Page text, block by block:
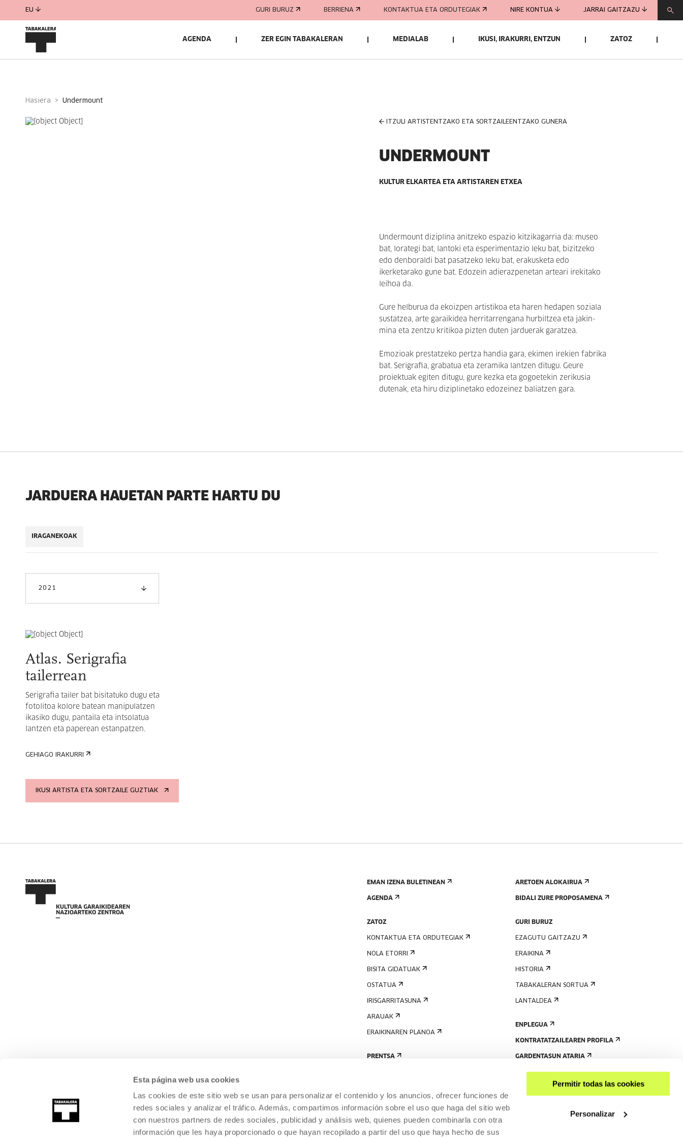
Esta página web usa cookies
Las cookies de este sitio web se usan para personalizar el contenido y los anuncios, ofrecer funciones de
redes sociales y analizar el tráfico. Además, compartimos información sobre el uso que haga del sitio web
con nuestros partners de redes sociales, publicidad y análisis web, quienes pueden combinarla con otra
información que les haya proporcionado o que hayan recopilado a partir del uso que haya hecho de sus
Permitir todas las cookies
Personalizar
EU GURI BURUZ BERRIENA KONTAKTUA ETA ORDUTEGIAK NIRE KONTUA JARRAI GAITZAZU
AGENDA ZER EGIN TABAKALERAN MEDIALAB IKUSI, IRAKURRI, ENTZUN ZATOZ
Hasiera undermount
ITZULI ARTISTENTZAKO ETA SORTZAILEENTZAKO GUNERA
UNDERMOUNT
KULTUR ELKARTEA ETA ARTISTAREN ETXEA
Undermount diziplina anitzeko espazio kitzikagarria da: museo
bat, lorategi bat, lantoki eta esperimentazio leku bat, bizitzeko
edo denboraldi bat pasatzeko leku bat, erakusketa edo
ikerketarako gune bat. Edozein adierazpenetan arteari irekitako
leihoa da.
Gure helburua da ekoizpen artistikoa eta haren hedapen soziala
sustatzea, arte garaikidea herritarrengana hurbiltzea eta jakin-
mina eta zentzu kritikoa pizten duten jarduerak garatzea.
Emozioak prestatzeko pertza handia gara, ekimen irekien fabrika
bat. Serigrafia, grabatua eta zeramika lantzen ditugu. Geure
proiektuak egiten ditugu, gure kezka eta gogoetekin zerikusia
dutenak, eta hiru diziplinetako edozeinez baliatzen gara.
JARDUERA HAUETAN PARTE HARTU DU
IRAGANEKOAK
2021
Atlas. Serigrafia
tailerrean
Serigrafia tailer bat bisitatuko dugu eta
fotolitoa kolore batean manipulatzen
ikasiko dugu, pantaila eta intsolatua
lantzen eta paperean estanpatzen.
GEHIAGO IRAKURRI
IKUSI ARTISTA ETA SORTZAILE GUZTIAK
EMAN IZENA BULETINEAN
AGENDA
ZATOZ
KONTAKTUA ETA ORDUTEGIAK
NOLA ETORRI
BISITA GIDATUAK
OSTATUA
IRISGARRITASUNA
ARAUAK
ERAIKINAREN PLANOA
PRENTSA
ARETOEN ALOKAIRUA
BIDALI ZURE PROPOSAMENA
GURI BURUZ
EZAGUTU GAITZAZU
ERAIKINA
HISTORIA
TABAKALERAN SORTUA
LANTALDEA
ENPLEGUA
KONTRATATZAILEAREN PROFILA
GARDENTASUN ATARIA